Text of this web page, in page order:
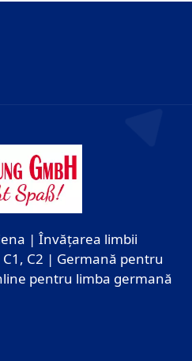
| Învățarea limbii
C2 | Germană pentru
pentru limba germană